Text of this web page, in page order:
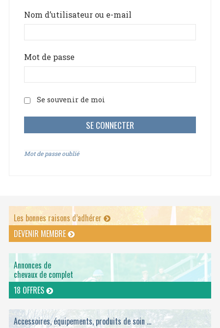
Nom d’utilisateur ou e-mail
Mot de passe
Se souvenir de moi
Mot de passe oublié
Les bonnes raisons d’adhérer
DEVENIR MEMBRE
Annonces de
chevaux de complet
18 OFFRES
Accessoires, équipements, produits de soin ...